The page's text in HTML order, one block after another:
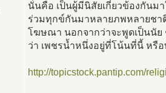
นั่นคือ เป็นผู้มีนิสัยเกี่ยวข้องกันม
ร่วมทุกข์กันมาหลายภพหลายชา
โฆษณา นอกจากว่าจะพูดเป็นนัย
ว่า เพชรน้ำหนึ่งอยู่ที่โน้นที่นี้ หรื
http://topicstock.pantip.com/